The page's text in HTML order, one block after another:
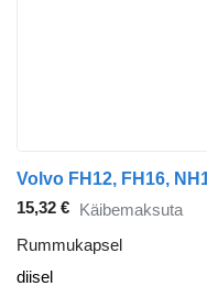
15,32 € Käibemaksuta
Rummukapsel
diisel